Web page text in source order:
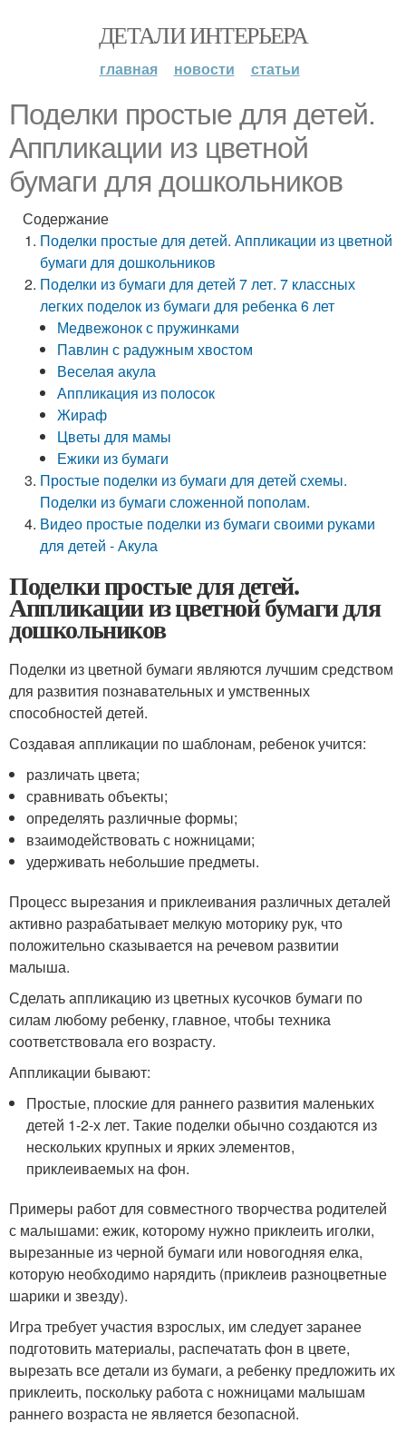
ДЕТАЛИ ИНТЕРЬЕРА
главная новости статьи
Поделки простые для детей.
Аппликации из цветной
бумаги для дошкольников
Содержание
Поделки простые для детей. Аппликации из цветной
бумаги для дошкольников
Поделки из бумаги для детей 7 лет. 7 классных
легких поделок из бумаги для ребенка 6 лет
Медвежонок с пружинками
Павлин с радужным хвостом
Веселая акула
Аппликация из полосок
Жираф
Цветы для мамы
Ежики из бумаги
Простые поделки из бумаги для детей схемы.
Поделки из бумаги сложенной пополам.
Видео простые поделки из бумаги своими руками
для детей - Акула
Поделки простые для детей.
Аппликации из цветной бумаги для
дошкольников
Поделки из цветной бумаги являются лучшим средством
для развития познавательных и умственных
способностей детей.
Создавая аппликации по шаблонам, ребенок учится:
различать цвета;
сравнивать объекты;
определять различные формы;
взаимодействовать с ножницами;
удерживать небольшие предметы.
Процесс вырезания и приклеивания различных деталей
активно разрабатывает мелкую моторику рук, что
положительно сказывается на речевом развитии
малыша.
Сделать аппликацию из цветных кусочков бумаги по
силам любому ребенку, главное, чтобы техника
соответствовала его возрасту.
Аппликации бывают:
Простые, плоские для раннего развития маленьких
детей 1-2-х лет. Такие поделки обычно создаются из
нескольких крупных и ярких элементов,
приклеиваемых на фон.
Примеры работ для совместного творчества родителей
с малышами: ежик, которому нужно приклеить иголки,
вырезанные из черной бумаги или новогодняя елка,
которую необходимо нарядить (приклеив разноцветные
шарики и звезду).
Игра требует участия взрослых, им следует заранее
подготовить материалы, распечатать фон в цвете,
вырезать все детали из бумаги, а ребенку предложить их
приклеить, поскольку работа с ножницами малышам
раннего возраста не является безопасной.